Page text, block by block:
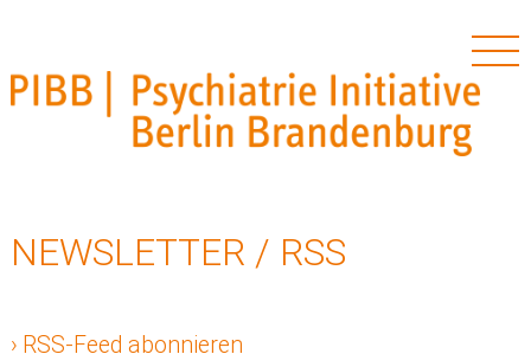
content
NEWSLETTER / RSS
RSS-Feed abonnieren